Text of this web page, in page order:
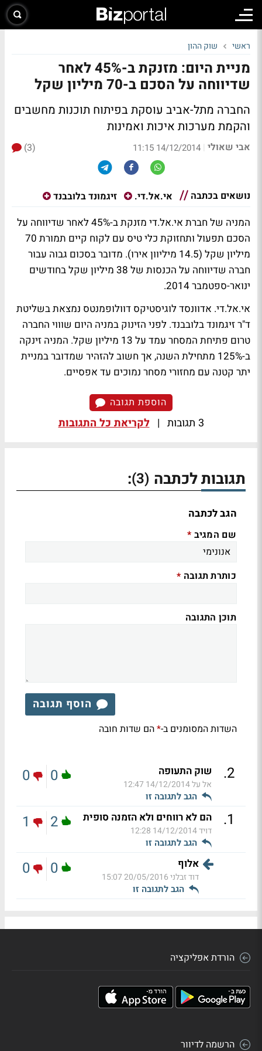
ראשי שוק ההון
מניית היום: מזנקת ב-45% לאחר
שדיווחה על הסכם ב-70 מיליון שקל
החברה מתל-אביב עוסקת בפיתוח תוכנות מחשבים
והקמת מערכות איכות ואמינות
אבי שאולי |
14/12/2014 11:15
(3)
נושאים בכתבה אי.אל.די. זיגמונד בלובבנד
המניה של חברת אי.אל.די מזנקת ב-45% לאחר שדיווחה על
הסכם תפעול ותחזוקת כלי טיס עם לקוח קיים תמורת 70
מיליון שקל (14.5 מיליוון אירו). מדובר בסכום גבוה עבור
חברה שדיווחה על הכנסות של 38 מיליון שקל בחודשים
ינואר-ספטמבר 2014.
אי.אל.די. אדוונסד לוגיסטיקס דוולופמנטס נמצאת בשליטת
ד"ר זיגמונד בלובבנד. לפני הזינוק במניה היום שוווי החברה
טרום פתיחת המסחר עמד על 13 מיליון שקל. המניה זינקה
ב-125% מתחילת השנה, אך חשוב להזהיר שמדובר במניית
יתר קטנה עם מחזורי מסחר נמוכים עד אפסיים.
הוספת תגובה
3 תגובות | לקריאת כל התגובות
תגובות לכתבה (3)
:
הגב לכתבה
שם המגיב *
כותרת תגובה *
תוכן התגובה
הוסף תגובה
השדות המסומנים ב-*הם שדות חובה
2
. שוק התעופה
אל על14/12/2014 12:47
הגב לתגובה זו
0
0
1
. הם לא רווחים ולא הזמנה סופית
דויד14/12/2014 12:28
הגב לתגובה זו
2
1
אלוף
דוד זבלני20/05/2016 15:07
הגב לתגובה זו
0
0
הורדת אפליקציה
הרשמה לדיוור